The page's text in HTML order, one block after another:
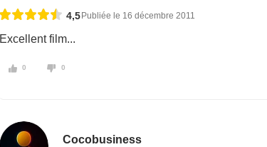
4,5 Publiée le 16 décembre 2011
Excellent film...
0 0
Cocobusiness